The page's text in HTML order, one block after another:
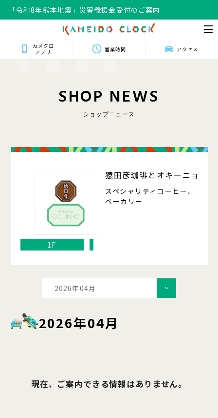
「令和8年熊本地震」災害義援金受付のご案内
カメクロ
アプリ
営業時間 アクセス
SHOP NEWS
ショップニュース
101
猿田彦珈琲とオキーニョ
スペシャリティコーヒー、
ベーカリー
1F
2026年04月
2026年04月
現在、ご案内できる情報はありません。